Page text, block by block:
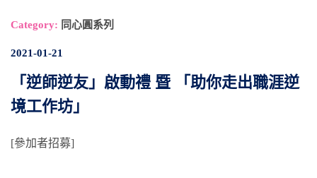
Category: 同心圓系列
2021-01-21
「逆師逆友」啟動禮 暨 「助你走出職涯逆
境工作坊」
[參加者招募]